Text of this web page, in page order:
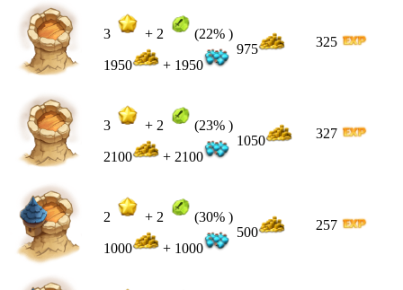
3 + 2 (22% )
1950 + 1950
975 325
3 + 2 (23% )
2100 + 2100
1050 327
2 + 2 (30% )
1000 + 1000
500 257